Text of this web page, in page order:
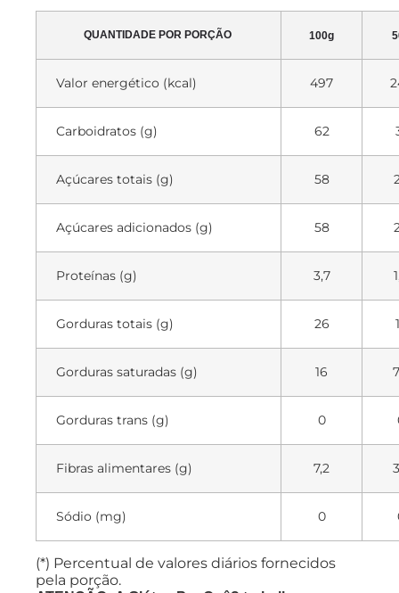
QUANTIDADE POR PORÇÃO 100g
Valor energético (kcal) 497
Carboidratos (g) 62
Açúcares totais (g) 58
Açúcares adicionados (g) 58
Proteínas (g) 3,7
Gorduras totais (g) 26
Gorduras saturadas (g) 16
Gorduras trans (g) 0
Fibras alimentares (g) 7,2
Sódio (mg) 0
(*) Percentual de valores diários fornecidos
pela porção.